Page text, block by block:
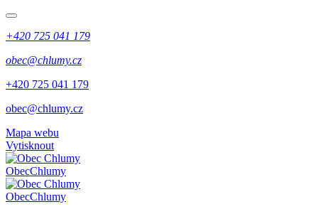
+420 725 041 179
obec@chlumy.cz
+420 725 041 179
obec@chlumy.cz
Mapa webu
Vytisknout
ObecChlumy
ObecChlumy